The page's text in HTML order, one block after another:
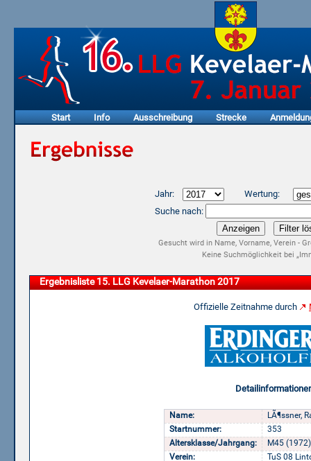
Start Info Ausschreibung Strecke
Jahr:
Wertung:
Suche nach:
Gesucht wird in Name, Vorname, Verein -
Keine Suchmöglichkeit bei
Ergebnisliste 15. LLG Kevelaer-Marathon 2017
Offizielle Zeitnahme durch
Name:
LÃ¶ssner,
Startnummer:
353
Altersklasse/Jahrgang:
M45 (1972)
Verein:
TuS 08